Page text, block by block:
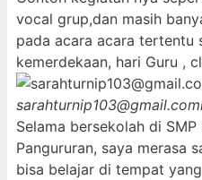
vocal grup,dan masih
pada acara acara tertentu
kemerdekaan, hari Guru ,
sarahturnip103@gmail.com
Selama bersekolah di
Pangururan, saya merasa
bisa belajar di tempat